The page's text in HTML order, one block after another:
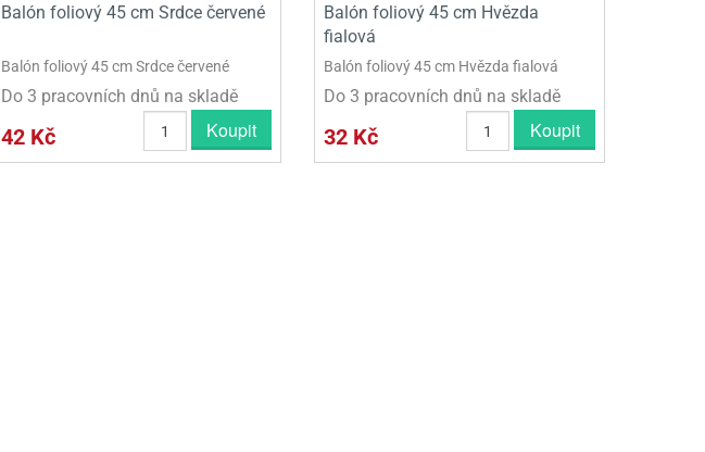
Balón foliový 45 cm Srdce červené
Balón foliový 45 cm Srdce červené
Do 3 pracovních dnů na skladě
42 Kč Koupit
Balón foliový 45 cm Hvězda
fialová
Balón foliový 45 cm Hvězda fialová
Do 3 pracovních dnů na skladě
32 Kč Koupit